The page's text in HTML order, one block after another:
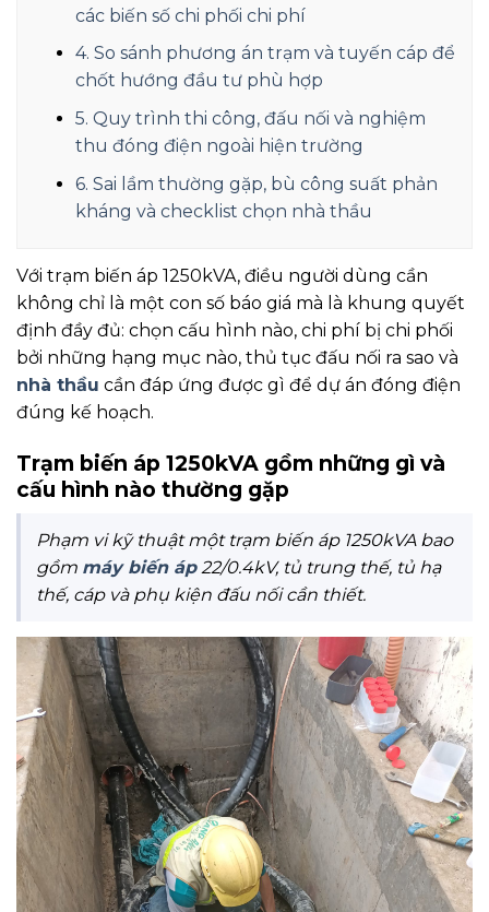
các biến số chi phối chi phí
4. So sánh phương án trạm và tuyến cáp để
chốt hướng đầu tư phù hợp
5. Quy trình thi công, đấu nối và nghiệm
thu đóng điện ngoài hiện trường
6. Sai lầm thường gặp, bù công suất phản
kháng và checklist chọn nhà thầu
Với trạm biến áp 1250kVA, điều người dùng cần
không chỉ là một con số báo giá mà là khung quyết
định đầy đủ: chọn cấu hình nào, chi phí bị chi phối
bởi những hạng mục nào, thủ tục đấu nối ra sao và
nhà thầu cần đáp ứng được gì để dự án đóng điện
đúng kế hoạch.
Trạm biến áp 1250kVA gồm những gì và
cấu hình nào thường gặp
Phạm vi kỹ thuật một trạm biến áp 1250kVA bao
gồm máy biến áp22/0.4kV, tủ trung thế, tủ hạ
thế, cáp và phụ kiện đấu nối cần thiết.